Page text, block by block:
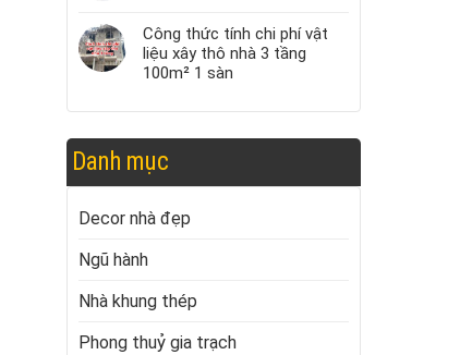
Công thức tính chi phí vật
liệu xây thô nhà 3 tầng
100m² 1 sàn
Danh mục
Decor nhà đẹp
Ngũ hành
Nhà khung thép
Phong thuỷ gia trạch